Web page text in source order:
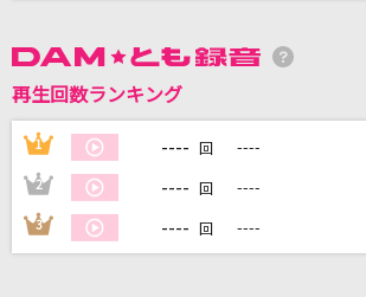
家族や友達と一緒に！練習にも！
再生回数ランキング
1 ---- 回 ----
2 ---- 回 ----
3 ---- 回 ----